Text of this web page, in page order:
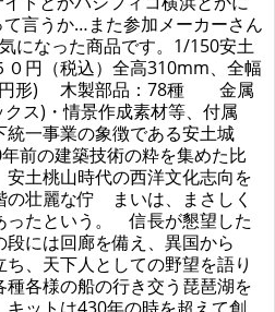
言うか…また参加メーカーさん
になった商品です。1/150安土
円（税込）全高310mm、全幅
円形) 木製部品：78種 金属
ス)・情景作成素材等、付属
一事業の象徴である安土城
前の建築技術の粋を集めた比
土桃山時代の西洋文化志向を
の壮麗な佇 まいは、まさしく
ったという。 信長が懇望した
段には回廊を備え、異国から
、天下人としての野望を語り
各様の船の行き交う琵琶湖を